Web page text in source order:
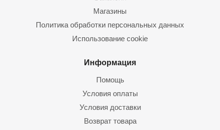
Магазины
Политика обработки персональных данных
Использование cookie
Информация
Помощь
Условия оплаты
Условия доставки
Возврат товара